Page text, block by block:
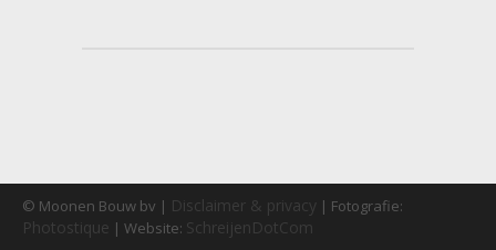
© Moonen Bouw bv | Disclaimer & privacy | Fotografie:
Photostique | Website: SchreijenDotCom